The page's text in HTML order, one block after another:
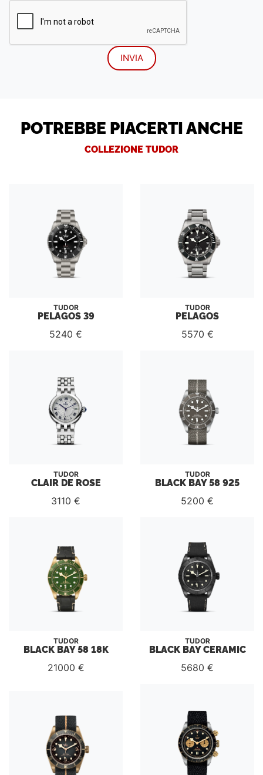
POTREBBE PIACERTI ANCHE
COLLEZIONE TUDOR
TUDOR
PELAGOS 39
5240 €
TUDOR
PELAGOS
5570 €
TUDOR
CLAIR DE ROSE
3110 €
TUDOR
BLACK BAY 58 925
5200 €
TUDOR
BLACK BAY 58 18K
21000 €
TUDOR
BLACK BAY CERAMIC
5680 €